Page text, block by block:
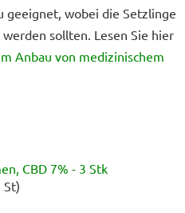
geeignet, wobei die Setzlinge
sollten. Lesen Sie hier
Anbau von medizinischem
CBD 7% - 3 Stk
St)